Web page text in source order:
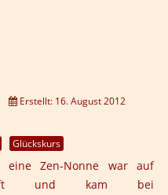
Erstellt: 16. August 2012
Glückskurs
eine Zen-Nonne war auf
und kam bei